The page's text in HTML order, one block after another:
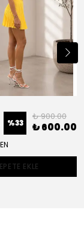
%33
₺ 900.00
₺ 600.00
EKLE